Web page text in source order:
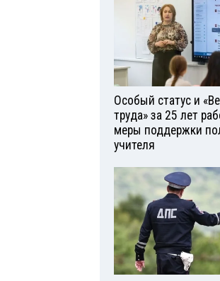
Особый статус и
труда» за 25 лет
меры поддержки
учителя